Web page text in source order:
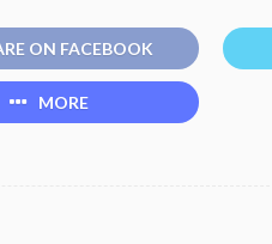
ON FACEBOOK
MORE